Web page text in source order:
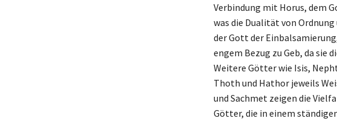
Verbindung mit Horus, dem
was die Dualität von
der Gott der
engem Bezug zu Geb, da sie
Weitere Götter wie Isis,
Thoth und Hathor jeweils
und Sachmet zeigen die
Götter, die in einem